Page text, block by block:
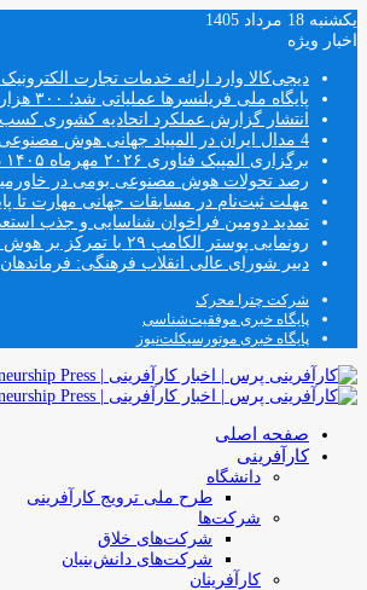
یکشنبه 18 مرداد 1405
اخبار ویژه
دیجی‌کالا وارد ارائه خدمات تجارت
پایگاه ملی فریلنسرها عملیاتی شد؛ ۳۰۰ هزار متخصص در انتظار ساختار جدید اشتغال
انتشار گزارش عملکرد اتحادیه کشوری
4 مدال ایران در المپیاد جهانی هوش مصنوعی
برگزاری المپیک فناوری ۲۰۲۶ مهرماه ۱۴۰۵ در پارک فناوری پردیس
رصد تحولات هوش مصنوعی بومی در
مهلت ثبت‌نام در مسابقات جهانی مهارت تا پایان شهریور
تمدید دومین فراخوان شناسایی و جذب
رونمایی پوستر الکامپ ۲۹ با تمرکز بر هوش مصنوعی و امنیت دیجیتال
دبیر شورای عالی انقلاب فرهنگی:
شرکت چترا محرک
پایگاه خبری موفقیت‌شناسی
پایگاه خبری موتورسیکلت‌نیوز
صفحه اصلی
کارآفرینی
دانشگاه
طرح ملی ترویج کارآفرینی
شرکت‌ها
شرکت‌های خلاق
شرکت‌های دانش‌بنیان
کارآفرینان